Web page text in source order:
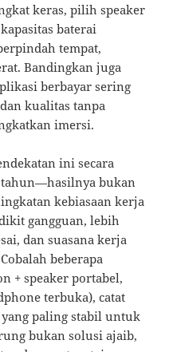
keras, pilih speaker
baterai
tempat,
Bandingkan juga
berbayar sering
kualitas tanpa
imersi.
ini secara
tahun—hasilnya bukan
kebiasaan kerja
gangguan, lebih
dan suasana kerja
beberapa
+ speaker portabel,
terbuka), catat
paling stabil untuk
bukan solusi ajaib,